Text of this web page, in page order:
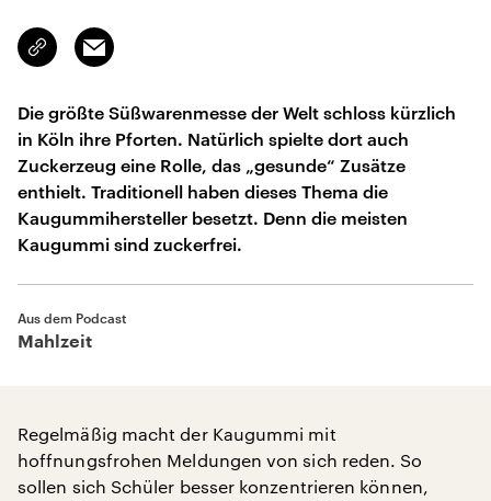
Link
kopieren/teilen
Email
Die größte Süßwarenmesse der Welt schloss kürzlich
in Köln ihre Pforten. Natürlich spielte dort auch
Zuckerzeug eine Rolle, das „gesunde“ Zusätze
enthielt. Traditionell haben dieses Thema die
Kaugummihersteller besetzt. Denn die meisten
Kaugummi sind zuckerfrei.
Aus dem Podcast
Mahlzeit
Regelmäßig macht der Kaugummi mit
hoffnungsfrohen Meldungen von sich reden. So
sollen sich Schüler besser konzentrieren können,